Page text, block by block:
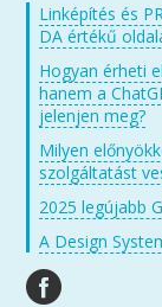
Linképítés és
DA értékű
Hogyan érheti
hanem a
jelenjen meg?
Milyen
szolgáltatást
2025 legújabb
A Design